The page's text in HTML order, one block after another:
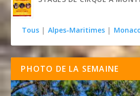
Tous | Alpes-Maritimes |
PHOTO DE LA SEMAINE